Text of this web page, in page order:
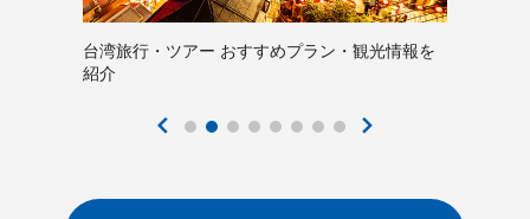
台湾旅行・ツアー おすすめプラン・観光情報を
紹介